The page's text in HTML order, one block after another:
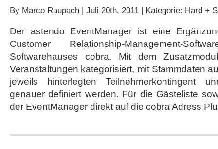
By Marco Raupach | Juli 20th, 2011 | Kategorie: Hard +
Der astendo EventManager ist eine
Customer Relationship-Management-
Softwarehauses cobra. Mit dem
Veranstaltungen kategorisiert, mit Stammdaten
jeweils hinterlegten Teilnehmerkontingent
genauer definiert werden. Für die Gästeliste
der EventManager direkt auf die cobra Adress